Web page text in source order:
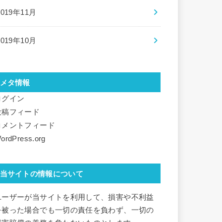
年11月
年10月
メタ情報
グイン
稿フィード
メントフィード
当サイトの情報について
ーザーが当サイトを利用して、損害や不利益
被った場合でも一切の責任を負わず、一切の